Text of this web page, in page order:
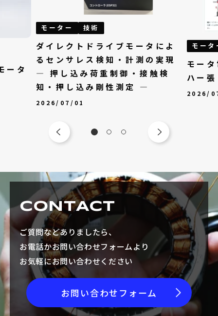
ータ
モーター 技術
ダイレクトドライブモータによ
るセンサレス検知・計測の実現
— 押し込み荷重制御・接触検
知・押し込み剛性測定 —
2026/07/01
モータ
モー
ハー
2026/
CONTACT
ご質問などありましたら、
お電話かお問い合わせフォームより
お気軽にお問い合わせください
お問い合わせフォーム